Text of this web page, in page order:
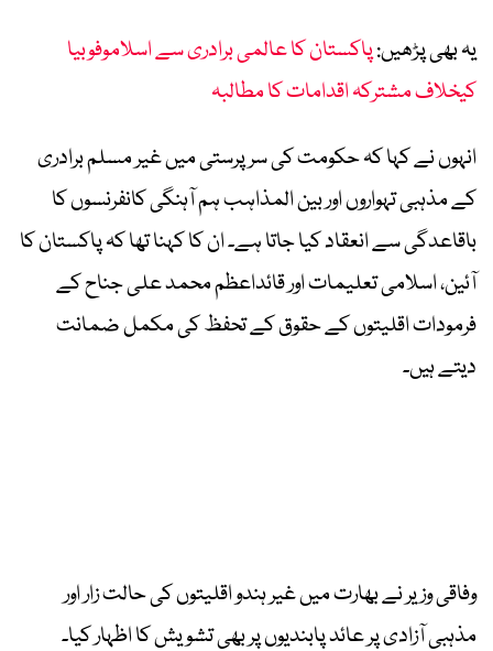
یہ بھی پڑھیں:پاکستان کا عالمی برادری سے اسلاموفوبیا
کیخلاف مشترکہ اقدامات کا مطالبہ
انہوں نے کہا کہ حکومت کی سرپرستی میں غیر مسلم برادری
کے مذہبی تہواروں اور بین المذاہب ہم آہنگی کانفرنسوں کا
باقاعدگی سے انعقاد کیا جاتا ہے۔ ان کا کہنا تھا کہ پاکستان کا
آئین، اسلامی تعلیمات اور قائداعظم محمد علی جناح کے
فرمودات اقلیتوں کے حقوق کے تحفظ کی مکمل ضمانت
دیتے ہیں۔
وفاقی وزیر نے بھارت میں غیر ہندو اقلیتوں کی حالت زار اور
مذہبی آزادی پر عائد پابندیوں پر بھی تشویش کا اظہار کیا۔